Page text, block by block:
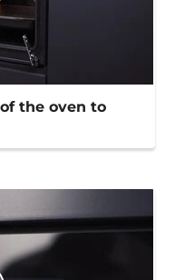
the oven to